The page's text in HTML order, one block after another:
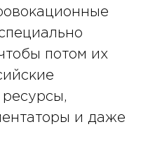
потом их
ресурсы,
и даже